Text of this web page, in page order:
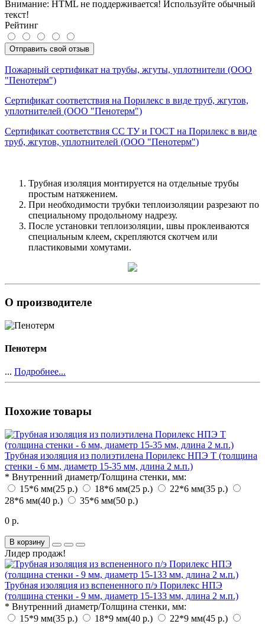
Внимание: HTML не поддерживается! Используйте обычный
текст!
Рейтинг
Отправить свой отзыв
Пожарный сертификат на трубы, жгуты, уплотнители (ООО
"Пенотерм")
Сертификат соответствия на Порилекс в виде труб, жгутов,
уплотнителей (ООО "Пенотерм")
Сертификат соответствия СС ТУ и ГОСТ на Порилекс в виде
труб, жгутов, уплотнителей (ООО "Пенотерм")
Трубная изоляция монтируется на отдельные трубы
простым натяжением.
При необходимости трубки теплоизоляции разрезают по
специальному продольному надрезу.
После установки теплоизоляции, швы проклеиваются
специальным клеем, скрепляются скотчем или
пластиковыми хомутами.
О производителе
Пенотерм
... Подробнее...
Похожие товары
Трубная изоляция из полиэтилена Порилекс НПЭ Т (толщина
стенки - 6 мм, диаметр 15-35 мм, длина 2 м.п.)
* Внутренний диаметр/Толщина стенки, мм:
15*6 мм(25 р.) 18*6 мм(25 р.) 22*6 мм(35 р.)
28*6 мм(40 р.) 35*6 мм(50 р.)
0 р.
В корзину
Лидер продаж!
Трубная изоляция из вспененного п/э Порилекс НПЭ
(толщина стенки - 9 мм, диаметр 15-133 мм, длина 2 м.п.)
* Внутренний диаметр/Толщина стенки, мм:
15*9 мм(35 р.) 18*9 мм(40 р.) 22*9 мм(45 р.)